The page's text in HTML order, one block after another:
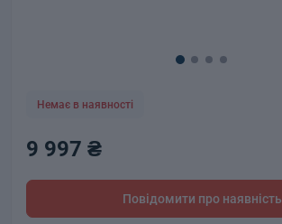
Немає в наявності
9 997 ₴
Повідомити про наявність